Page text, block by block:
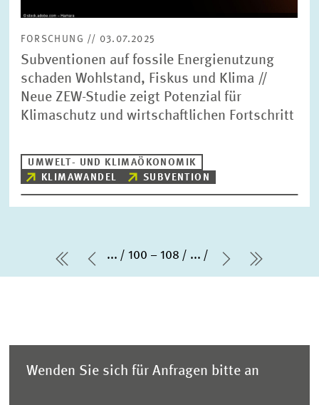
FORSCHUNG // 03.07.2025
Subventionen auf fossile Energienutzung
schaden Wohlstand, Fiskus und Klima //
Neue ZEW-Studie zeigt Potenzial für
Klimaschutz und wirtschaftlichen Fortschritt
UMWELT- UND KLIMAÖKONOMIK
KLIMAWANDEL
SUBVENTION
erste Seite
Vorherige Seite
... 100 – 108 ...
Nächste
letzte
Wenden Sie sich für Anfragen bitte an